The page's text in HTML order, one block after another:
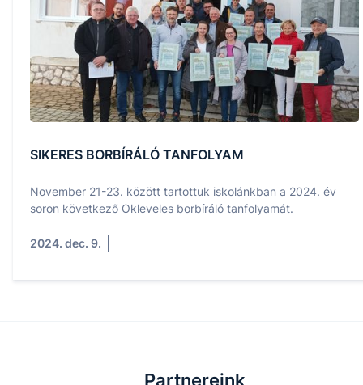
SIKERES BORBÍRÁLÓ TANFOLYAM
November 21-23. között tartottuk iskolánkban a 2024. év
soron következő Okleveles borbíráló tanfolyamát.
2024. dec. 9.
Partnereink